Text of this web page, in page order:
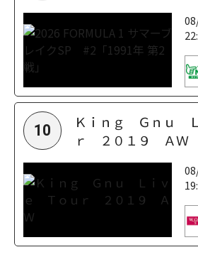
10
Ｋｉｎｇ Ｇｎｕ
ｒ ２０１９ ＡＷ